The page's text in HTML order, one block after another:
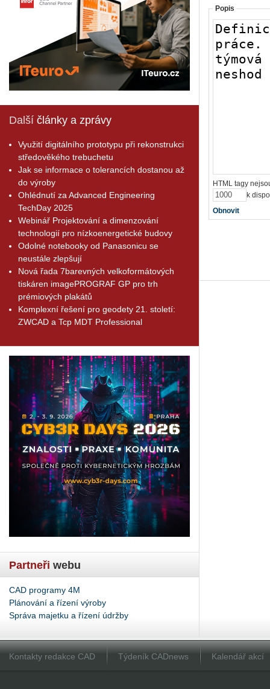
Další články a zprávy
Využití digitálního prototypu při rekonstrukci
středověkého trebuchetu
Jak se informace o tolerancích dostanou až
do výroby
Ohlédnutí za Advanced Engineering
TechDay 2025
Webinář Projektování a dimenzování
technologií pro nízkoenergetické budovy
Odolné notebooky od Panasonicu se
neustále zlepšují
Nová řada 7barevných velkoformátových
tiskáren imagePROGRAF GP pro trh
prémiových plakátů
Komplexní řešení pro geodety 21. století:
ZWCAD a Tcp MDT Professional
Partneři webu
CAD programy 4M
Plánování a řízení výroby
Správa majetku a řízení údržby
Popis
HTML tagy
k
Obnovit
Kontakty redakce CAD Týdeník CADnews Kalendář akcí